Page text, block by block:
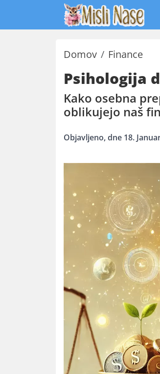
Domov Finance
Psihologija
Kako osebna
oblikujejo naš
Objavljeno, dne 18.